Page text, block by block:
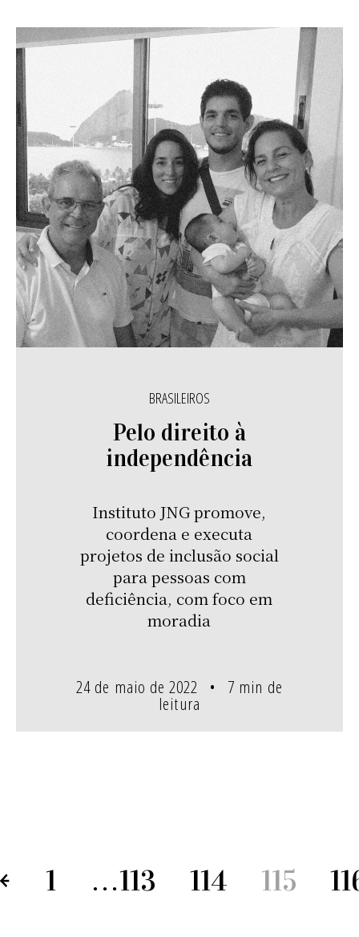
BRASILEIROS
Pelo direito à
independência
Instituto JNG promove,
coordena e executa
projetos de inclusão social
para pessoas com
deficiência, com foco em
moradia
24 de maio de 2022 7 min de
leitura
1 …113 114 115